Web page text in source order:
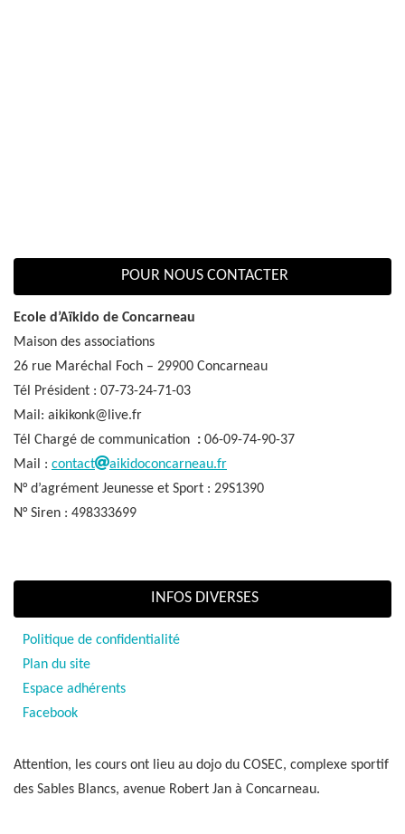
POUR NOUS CONTACTER
Ecole d’Aïkido de Concarneau
Maison des associations
26 rue Maréchal Foch – 29900 Concarneau
Tél Président : 07-73-24-71-03
Mail: aikikonk@live.fr
Tél Chargé de communication : 06-09-74-90-37
Mail : contact
aikidoconcarneau.fr
N° d’agrément Jeunesse et Sport : 29S1390
N° Siren : 498333699
INFOS DIVERSES
Politique de confidentialité
Plan du site
Espace adhérents
Facebook
Attention, les cours ont lieu au dojo du COSEC, complexe sportif
des Sables Blancs, avenue Robert Jan à Concarneau.